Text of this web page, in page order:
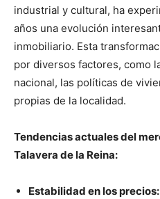
industrial y cultural, ha
años una evolución
inmobiliario. Esta
por diversos factores, como
nacional, las políticas de
propias de la localidad.
Tendencias actuales del
Talavera de la Reina:
Estabilidad en los precios: